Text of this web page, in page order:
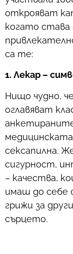
открояват
когато става
са те:
1. Лекар –
Нищо чудно,
оглавяват
сексапилна.
сигурност,
– качества,
имаш до себе
грижи за
сърцето.